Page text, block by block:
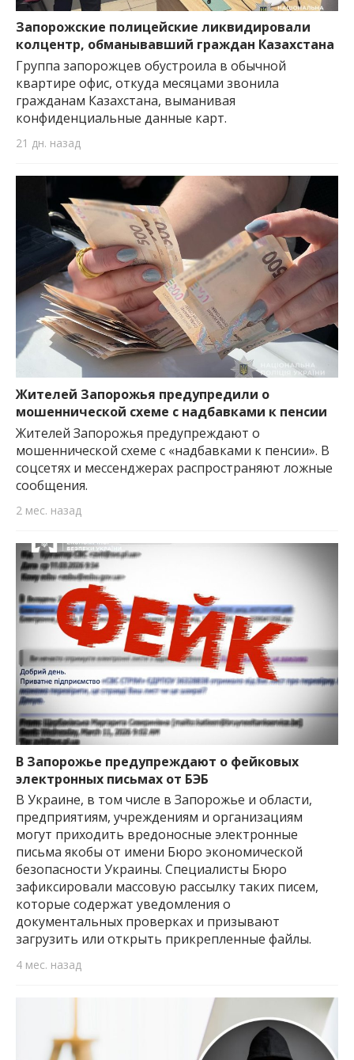
важную информацию о событиях
города Запорожья и области.
Запорожские полицейские ликвидировали
колцентр, обманывавший граждан Казахстана
Группа запорожцев обустроила в обычной
квартире офис, откуда месяцами звонила
гражданам Казахстана, выманивая
конфиденциальные данные карт.
21 дн. назад
Жителей Запорожья предупредили о
мошеннической схеме с надбавками к пенсии
Жителей Запорожья предупреждают о
мошеннической схеме с «надбавками к пенсии». В
соцсетях и мессенджерах распространяют ложные
сообщения.
2 мес. назад
В Запорожье предупреждают о фейковых
электронных письмах от БЭБ
В Украине, в том числе в Запорожье и области,
предприятиям, учреждениям и организациям
могут приходить вредоносные электронные
письма якобы от имени Бюро экономической
безопасности Украины. Специалисты Бюро
зафиксировали массовую рассылку таких писем,
которые содержат уведомления о
документальных проверках и призывают
загрузить или открыть прикрепленные файлы.
4 мес. назад